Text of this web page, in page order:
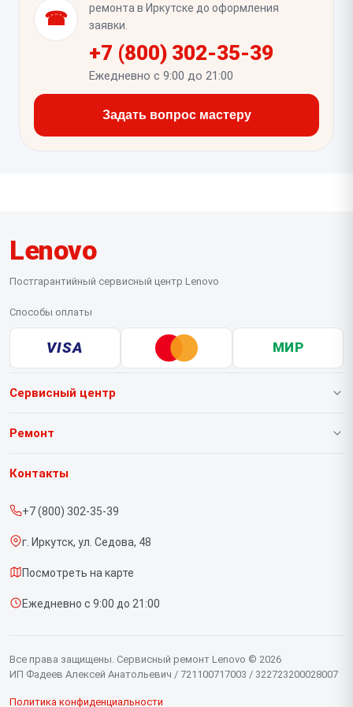
датчиков, а также отсутствие люфта, скрипа и
зацепов в зоне креплений.
☎
ремонта в Иркутске до оформления
заявки.
+7 (800) 302-35-39
Ежедневно с 9:00 до 21:00
Задать вопрос мастеру
Lenovo
Постгарантийный сервисный центр Lenovo
Способы оплаты
VISA МИР
Сервисный центр
О нашем сервисе
Срочный ремонт
Доставка и способы оплаты
Диагностика
Контакты
Ремонт
Ноутбуков
Контакты
+7 (800) 302-35-39
г. Иркутск, ул. Седова, 48
Посмотреть на карте
Ежедневно с 9:00 до 21:00
Все права защищены. Сервисный ремонт Lenovo © 2026
ИП Фадеев Алексей Анатольевич / 721100717003 / 322723200028007
Политика конфиденциальности